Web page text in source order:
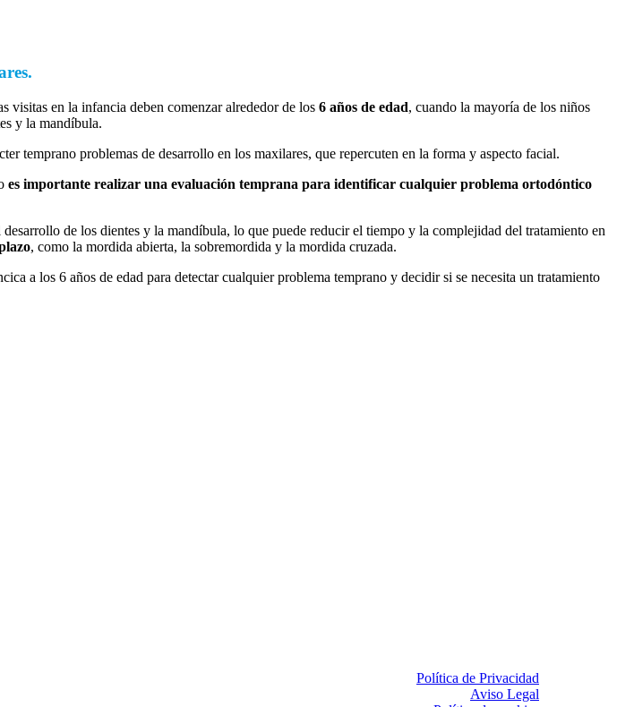
visitas en la infancia deben comenzar alrededor de los 6 años de edad, cuando la mayoría de los niños
y la mandíbula.
temprano problemas de desarrollo en los maxilares, que repercuten en la forma y aspecto facial.
es importante realizar una evaluación temprana para identificar cualquier problema ortodóntico
de los dientes y la mandíbula, lo que puede reducir el tiempo y la complejidad del tratamiento en
, como la mordida abierta, la sobremordida y la mordida cruzada.
a los 6 años de edad para detectar cualquier problema temprano y decidir si se necesita un tratamiento
Política de Privacidad
Aviso Legal